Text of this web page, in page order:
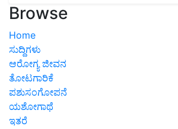
Browse
Home
ಸುದ್ದಿಗಳು
ಆರೋಗ್ಯ ಜೀವನ
ತೋಟಗಾರಿಕೆ
ಪಶುಸಂಗೋಪನೆ
ಯಶೋಗಾಥೆ
ಇತರೆ